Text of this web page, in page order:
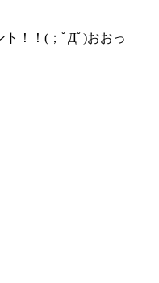
！！(；ﾟДﾟ)おおっ